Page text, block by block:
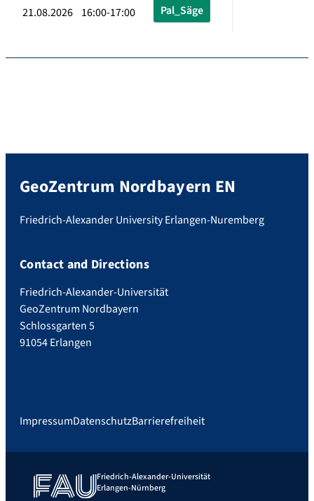
21.08.2026 16:00-17:00 Pal_Säge
GeoZentrum Nordbayern EN
Friedrich-Alexander University Erlangen-Nuremberg
Contact and Directions
Friedrich-Alexander-Universität
GeoZentrum Nordbayern
Schlossgarten 5
91054 Erlangen
ImpressumDatenschutzBarrierefreiheit
Friedrich-Alexander-Universität
Erlangen-Nürnberg